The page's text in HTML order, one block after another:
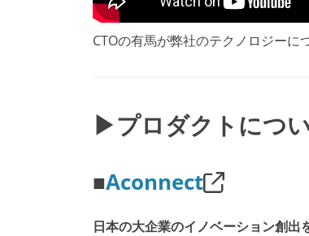
CTOの有馬が弊社のテクノロジーに
▶プロダクトにつ
■Aconnect
日本の大企業のイノベーション創